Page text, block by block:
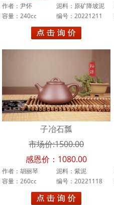
王品荣
周桂珍
升值
胡丽琴
陈琪
作者：尹怀
泥料：原矿降坡泥
容量：240cc
编号：20221211
子冶石瓢
市场价:1500.00
感恩价：1080.00
作者：胡丽琴
泥料：紫泥
容量：260cc
编号：20221118